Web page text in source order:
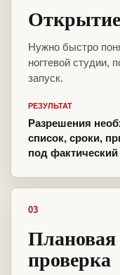
Нужно быстро
ногтевой студии,
запуск.
РЕЗУЛЬТАТ
Разрешения
список, сроки,
под
03
проверка